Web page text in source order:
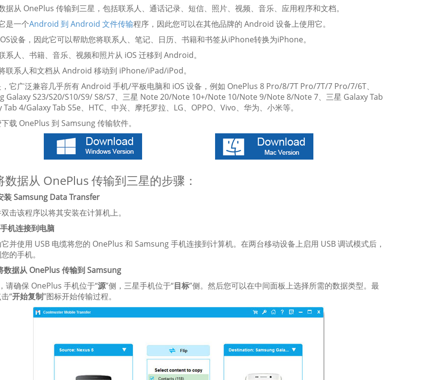
据从 OnePlus 传输到三星，包括联系人、通话记录、短信、照片、视频、音乐、应用程序和文档。
是一个Android 到 Android 文件传输程序，因此您可以在其他品牌的 Android 设备上使用它。
设备，因此它可以帮助您将联系人、笔记、日历、书籍和书签从iPhone转换为iPhone。
系人、书籍、音乐、视频和照片从 iOS 迁移到 Android。
联系人和文档从 Android 移动到 iPhone/iPad/iPod。
它广泛兼容几乎所有 Android 手机/平板电脑和 iOS 设备，例如 OnePlus 8 Pro/8/7T Pro/7T/7 Pro/7/6T、
Galaxy S23/S20/S10/S9/ S8/S7、三星 Note 20/Note 10+/Note 10/Note 9/Note 8/Note 7、三星 Galaxy Tab
Tab 4/Galaxy Tab S5e、HTC、中兴、摩托罗拉、LG、OPPO、Vivo、华为、小米等。
载 OnePlus 到 Samsung 传输软件。
数据从 OnePlus 传输到三星的步骤：
装 Samsung Data Transfer
击该程序以将其安装在计算机上。
机连接到电脑
并使用 USB 电缆将您的 OnePlus 和 Samsung 手机连接到计算机。在两台移动设备上启用 USB 调试模式后，
的手机。
数据从 OnePlus 传输到 Samsung
请确保 OnePlus 手机位于“源”侧，三星手机位于“目标”侧。然后您可以在中间面板上选择所需的数据类型。最
“开始复制”图标开始传输过程。